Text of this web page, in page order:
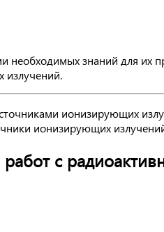
необходимых знаний для их
излучений.
ионизирующих
ионизирующих
с